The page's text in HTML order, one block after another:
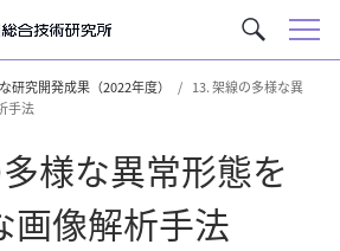
サ
イ
ト
検
メ
研究開発成果（2022年度）
13. 架線の多様な異
手法
様な異常形態を
画像解析手法